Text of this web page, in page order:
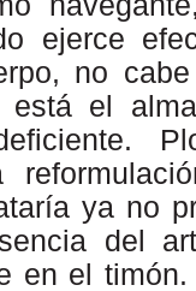
ejerce
no
está el
ya no
del
en el